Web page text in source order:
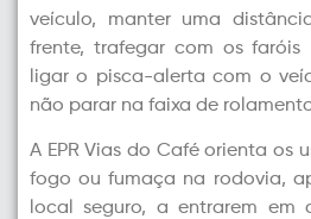
veículo, manter uma
frente, trafegar com os faróis
ligar o pisca-alerta com o
não parar na faixa de
A EPR Vias do Café orienta os
fogo ou fumaça na rodovia,
local seguro, a entrarem em